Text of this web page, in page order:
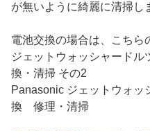
が無いように綺麗に清掃し
電池交換の場合は、こちら
ジェットウォッシャード
換・清掃 その2
Panasonic ジェットウォッ
換 修理・清掃